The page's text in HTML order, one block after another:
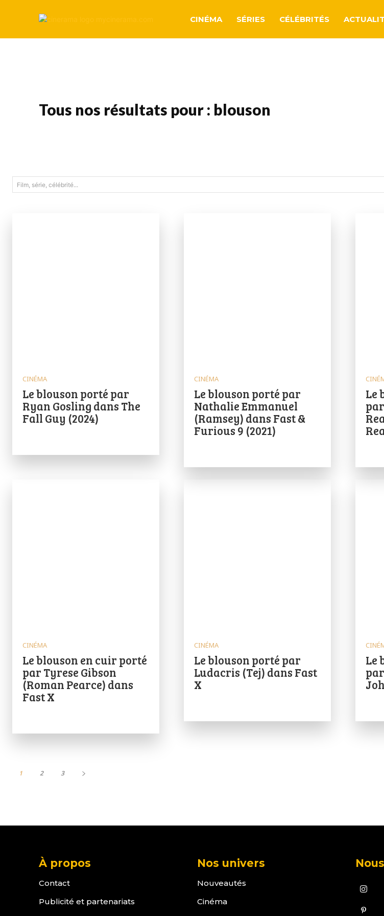
CINÉMA SÉRIES CÉLÉBRITÉS
Tous nos résultats pour : blouson
Film, série, célébrité...
CINÉMA
Le blouson porté par
Ryan Gosling dans The
Fall Guy (2024)
CINÉMA
Le blouson porté par
Nathalie Emmanuel
(Ramsey) dans Fast &
Furious 9 (2021)
Le
CINÉMA
Le blouson en cuir porté
par Tyrese Gibson
(Roman Pearce) dans
Fast X
CINÉMA
Le blouson porté par
Ludacris (Tej) dans Fast
X
Le
1 2 3
À propos
Contact
Publicité et partenariats
Nos univers
Nouveautés
Cinéma